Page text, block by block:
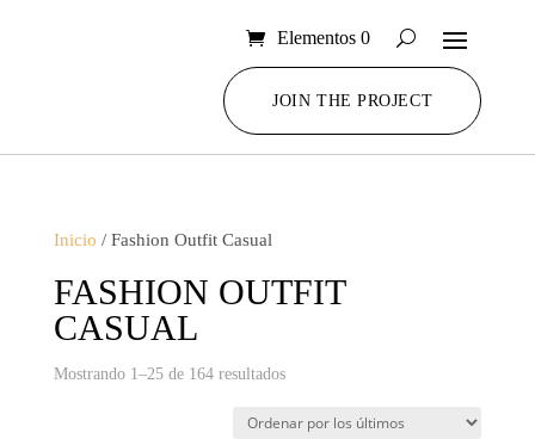
Elementos 0
JOIN THE PROJECT
Inicio / Fashion Outfit Casual
FASHION OUTFIT
CASUAL
Mostrando 1–25 de 164 resultadosOrdenado